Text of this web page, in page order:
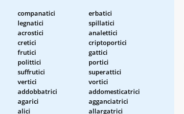
companatici
erbatici
legnatici
spillatici
acrostici
analettici
cretici
criptoportici
frutici
gattici
polittici
portici
suffrutici
superattici
vertici
vortici
addobbatrici
addomesticatrici
agarici
agganciatrici
alici
allargatrici